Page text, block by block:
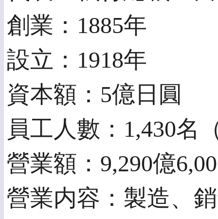
創業：1885年
設立：1918年
資本額：5億日圓
員工人數：1,430名
營業額：9,290億
營業内容：製造、